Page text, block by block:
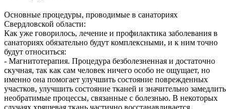
Основные процедуры, проводимые в санаториях
Свердловской области:
Как уже говорилось, лечение и профилактика заболевания в
санаториях обязательно будут комплексными, и к ним точно
будут относиться:
- Магнитотерапия. Процедура безболезненная и достаточно
скучная, так как сам человек ничего особо не ощущает, но
именно она помогает улучшить состояние поврежденных
участков, улучшить состояние тканей и значительно замедлить
необратимые процессы, связанные с болезнью. В некоторых
случаях хрящевая ткань частично восстанавливается,